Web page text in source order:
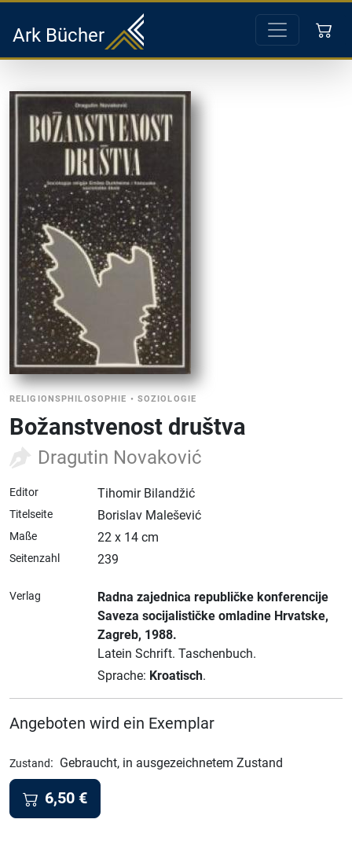
Ark Bücher
RELIGIONSPHILOSOPHIE • SOZIOLOGIE
Božanstvenost društva
Dragutin Novaković
Editor Tihomir Bilandžić
Titelseite Borislav Malešević
Maße 22 x 14 cm
Seitenzahl 239
Verlag
Radna zajednica republičke konferencije
Saveza socijalističke omladine Hrvatske,
Zagreb, 1988.
Latein Schrift. Taschenbuch.
Sprache: Kroatisch.
Angeboten wird ein Exemplar
Zustand: Gebraucht, in ausgezeichnetem Zustand
6,50 €